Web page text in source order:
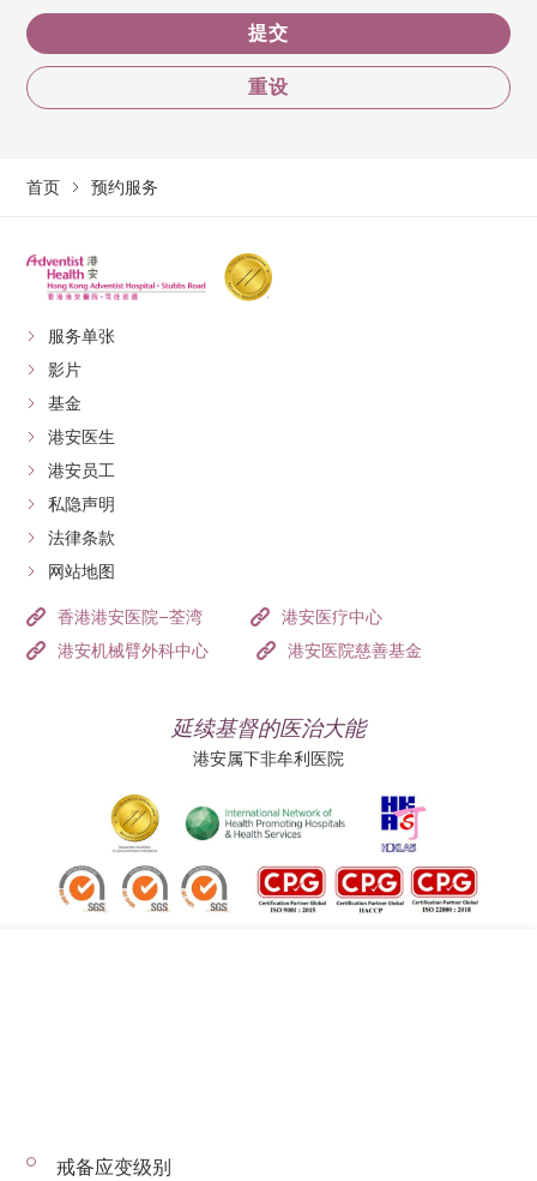
提交
重设
首页 预约服务
服务单张
影片
基金
港安医生
港安员工
私隐声明
法律条款
网站地图
香港港安医院–荃湾
港安医疗中心
港安机械臂外科中心
港安医院慈善基金
延续基督的医治大能
港安属下非牟利医院
戒备应变级别